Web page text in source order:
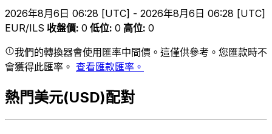
2026年8月6日 06:28 [UTC] - 2026年8月6日 06:28 [UTC]
EUR/ILS 收盤價: 0 低位: 0 高位: 0
我們的轉換器會使用匯率中間價。這僅供參考。您匯款時不
會獲得此匯率。 查看匯款匯率。
熱門美元(USD)配對